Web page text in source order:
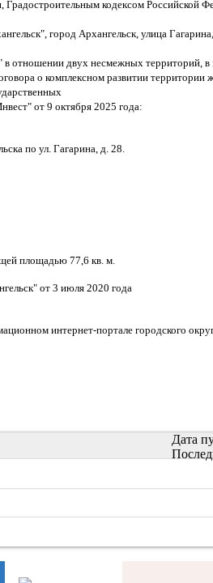
кодексом Российской
город Архангельск, улица
двух несмежных территорий,
о комплексном развитии
от 9 октября 2025 года:
по ул. Гагарина, д. 28.
площадью 77,6 кв. м.
от 3 июля 2020 года
интернет-портале городского
Дата